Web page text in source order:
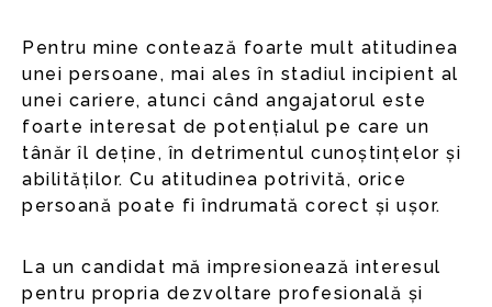
Pentru mine contează foarte mult atitudinea
unei persoane, mai ales în stadiul incipient al
unei cariere, atunci când angajatorul este
foarte interesat de potențialul pe care un
tânăr îl deține, în detrimentul cunoștințelor și
abilităților. Cu atitudinea potrivită, orice
persoană poate fi îndrumată corect și ușor.
La un candidat mă impresionează interesul
pentru propria dezvoltare profesională și